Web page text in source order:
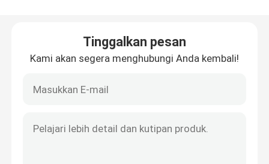
Tinggalkan pesan
Kami akan segera menghubungi Anda kembali!